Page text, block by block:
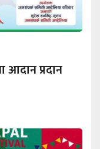
आदान प्रदान